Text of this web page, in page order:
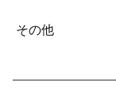
その他